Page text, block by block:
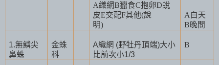
A織網B獵食C抱卵D蛻
皮E交配F其他(說
明)
A 白天
B晚間
1.無鱗尖
鼻蛛
金蛛
科
A織網 (野牡丹頂端)大小
比前次小1/3
B